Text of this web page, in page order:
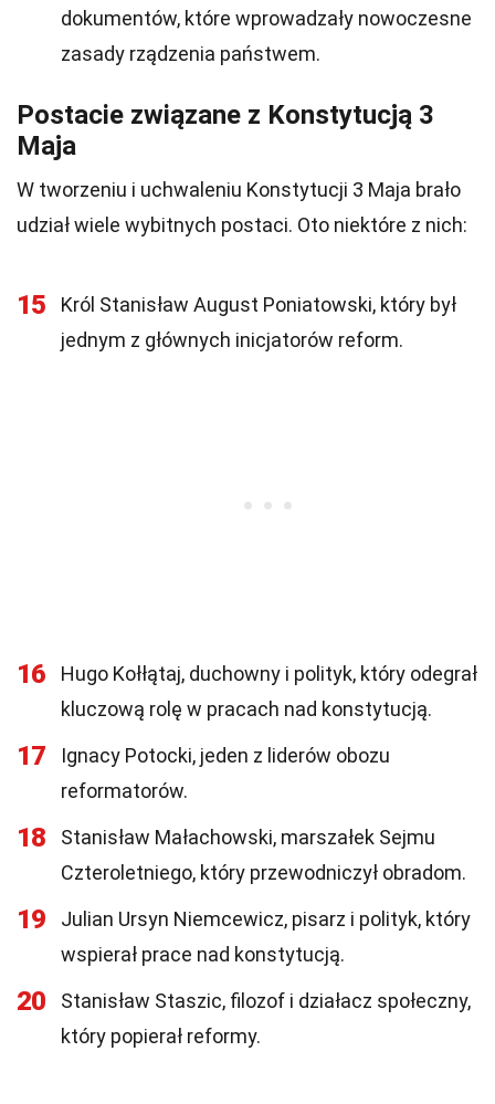
dokumentów, które wprowadzały nowoczesne
zasady rządzenia państwem.
Postacie związane z Konstytucją 3
Maja
W tworzeniu i uchwaleniu Konstytucji 3 Maja brało
udział wiele wybitnych postaci. Oto niektóre z nich:
15
Król Stanisław August Poniatowski, który był
jednym z głównych inicjatorów reform.
16
Hugo Kołłątaj, duchowny i polityk, który odegrał
kluczową rolę w pracach nad konstytucją.
17
Ignacy Potocki, jeden z liderów obozu
reformatorów.
18
Stanisław Małachowski, marszałek Sejmu
Czteroletniego, który przewodniczył obradom.
19
Julian Ursyn Niemcewicz, pisarz i polityk, który
wspierał prace nad konstytucją.
20
Stanisław Staszic, filozof i działacz społeczny,
który popierał reformy.